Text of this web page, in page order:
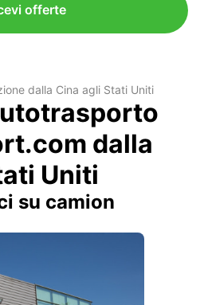
offerte
dalla Cina agli Stati Uniti
dalla
Uniti
su camion